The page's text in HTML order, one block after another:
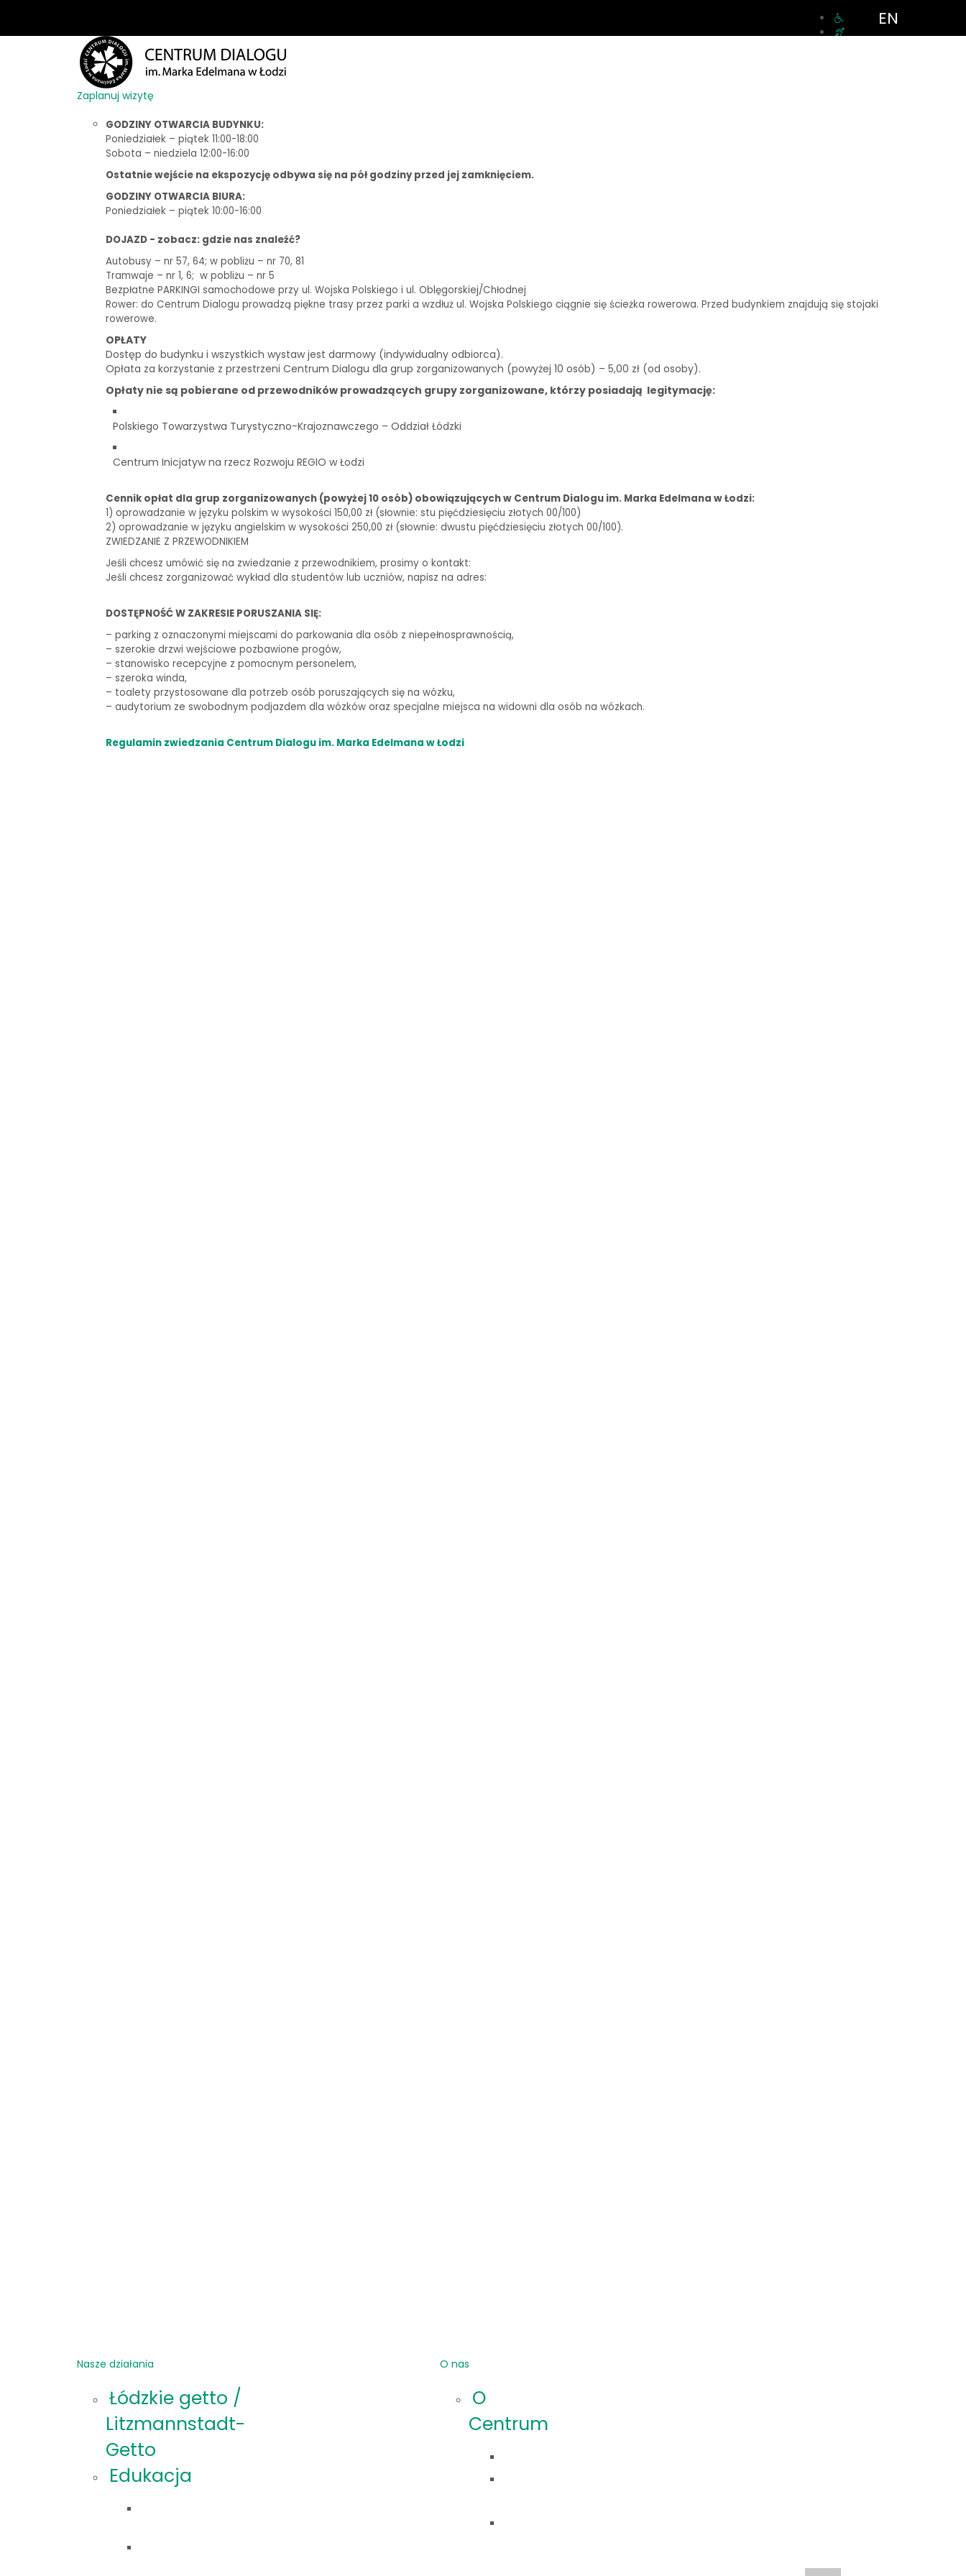
EN
Zaplanuj wizytę
GODZINY OTWARCIA BUDYNKU:
Poniedziałek – piątek 11:00-18:00
Sobota – niedziela 12:00-16:00
Ostatnie wejście na ekspozycję odbywa się na pół godziny przed jej zamknięciem.
GODZINY OTWARCIA BIURA:
Poniedziałek – piątek 10:00-16:00
DOJAZD - zobacz: gdzie nas znaleźć?
Autobusy – nr 57, 64; w pobliżu – nr 70, 81
Tramwaje – nr 1, 6; w pobliżu – nr 5
Bezpłatne PARKINGI samochodowe przy ul. Wojska Polskiego i ul. Oblęgorskiej/Chłodnej
Rower: do Centrum Dialogu prowadzą piękne trasy przez parki a wzdłuż ul. Wojska Polskiego ciągnie się ścieżka rowerowa. Przed budynkiem znajdują się stojaki
rowerowe.
OPŁATY
Dostęp do budynku i wszystkich wystaw jest darmowy (indywidualny odbiorca).
Opłata za korzystanie z przestrzeni Centrum Dialogu dla grup zorganizowanych (powyżej 10 osób) – 5,00 zł (od osoby).
Opłaty nie są pobierane od przewodników prowadzących grupy zorganizowane, którzy posiadają legitymację:
Polskiego Towarzystwa Turystyczno-Krajoznawczego – Oddział Łódzki
Centrum Inicjatyw na rzecz Rozwoju REGIO w Łodzi
Cennik opłat dla grup zorganizowanych (powyżej 10 osób) obowiązujących w Centrum Dialogu im. Marka Edelmana w Łodzi:
1) oprowadzanie w języku polskim w wysokości 150,00 zł (słownie: stu pięćdziesięciu złotych 00/100)
2) oprowadzanie w języku angielskim w wysokości 250,00 zł (słownie: dwustu pięćdziesięciu złotych 00/100).
ZWIEDZANIE Z PRZEWODNIKIEM
Jeśli chcesz umówić się na zwiedzanie z przewodnikiem, prosimy o kontakt:
Jeśli chcesz zorganizować wykład dla studentów lub uczniów, napisz na adres:
DOSTĘPNOŚĆ W ZAKRESIE PORUSZANIA SIĘ:
– parking z oznaczonymi miejscami do parkowania dla osób z niepełnosprawnością,
– szerokie drzwi wejściowe pozbawione progów,
– stanowisko recepcyjne z pomocnym personelem,
– szeroka winda,
– toalety przystosowane dla potrzeb osób poruszających się na wózku,
– audytorium ze swobodnym podjazdem dla wózków oraz specjalne miejsca na widowni dla osób na wózkach.
Regulamin zwiedzania Centrum Dialogu im. Marka Edelmana w Łodzi
Nasze działania
Łódzkie getto /
Litzmannstadt-
Getto
Edukacja
O nas
O
Centrum